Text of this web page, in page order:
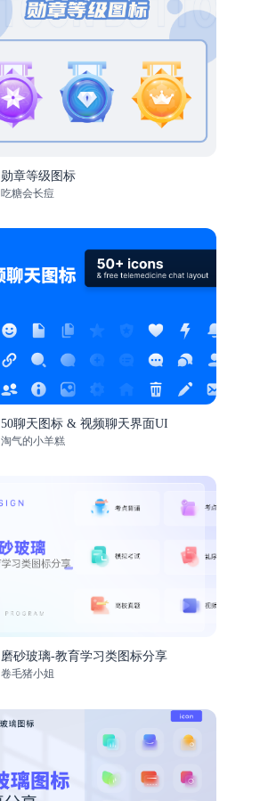
勋章等级图标
吃糖会长痘
50聊天图标 & 视频聊天界面UI
淘气的小羊糕
磨砂玻璃-教育学习类图标分享
卷毛猪小姐